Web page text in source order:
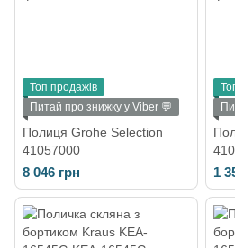
Топ продажів
Питай про знижку у Viber 💬
Полиця Grohe Selection
41057000
8 046 грн 1